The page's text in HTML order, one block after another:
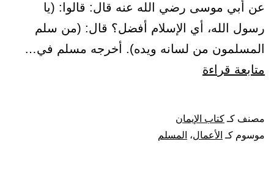
عن أبي موسى رضي الله عنه قال: قالوا: (يا
رسول الله، أي الإسلام أفضل؟ قال: (من سلم
المسلمون من لسانه ويده). أخرجه مسلم في…
متابعة قراءة
أفضل.
مصنف كـ كتاب الإيمان
موسوم كـ الأعمال، المسلم